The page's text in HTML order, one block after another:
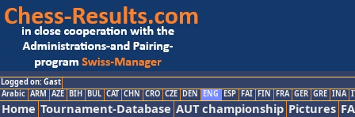
Logged on: Gast
Arabic ARM AZE BIH BUL CAT CHN CRO CZE DEN ENG ESP FAI FIN FRA GER GRE INA
Home Tournament-Database AUT championship Pictures